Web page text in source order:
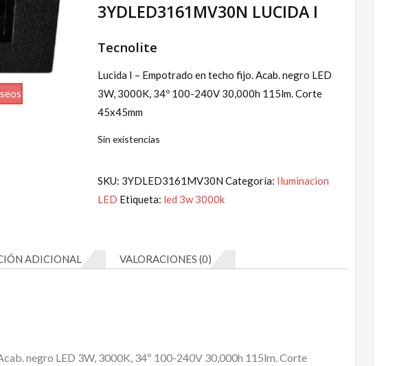
3YDLED3161MV30N LUCIDA I
Tecnolite
Lucida I – Empotrado en techo fijo. Acab. negro LED
3W, 3000K, 34º 100-240V 30,000h 115lm. Corte
45x45mm
Sin existencias
SKU: 3YDLED3161MV30N Categoría: Iluminacion
LED Etiqueta: led 3w 3000k
ADICIONAL VALORACIONES (0)
negro LED 3W, 3000K, 34º 100-240V 30,000h 115lm. Corte